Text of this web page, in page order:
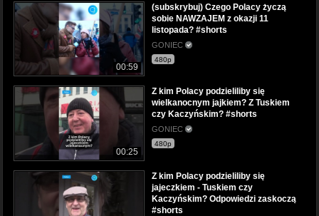
00:59
(subskrybuj) Czego Polacy życzą
sobie NAWZAJEM z okazji 11
listopada? #shorts
GONIEC
480p
00:25
Z kim Polacy podzieliliby się
wielkanocnym jajkiem? Z Tuskiem
czy Kaczyńskim? #shorts
GONIEC
480p
Z kim Polacy podzieliliby się
jajeczkiem - Tuskiem czy
Kaczyńskim? Odpowiedzi zaskoczą
#shorts